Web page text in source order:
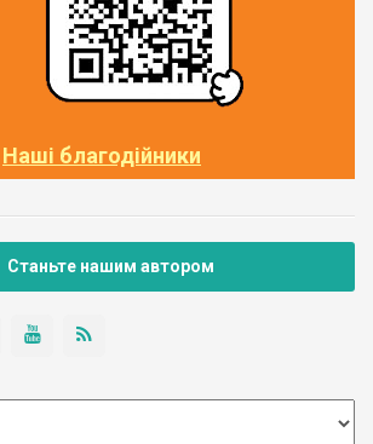
Наші благодійники
Станьте нашим автором